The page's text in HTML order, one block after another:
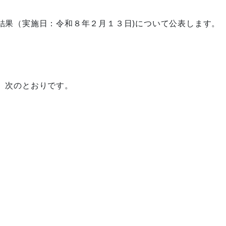
（実施日：令和８年２月１３日)について公表します。
のとおりです。